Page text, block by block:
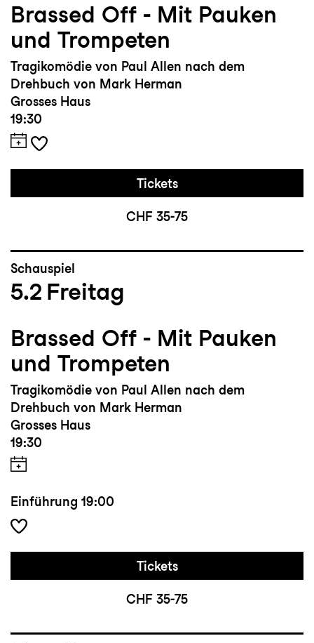
Brassed Off - Mit Pauken
und Trompeten
Tragikomödie von Paul Allen nach dem
Drehbuch von Mark Herman
Grosses Haus
19:30
Tickets
CHF 35-75
Schauspiel
5.2 Freitag
Brassed Off - Mit Pauken
und Trompeten
Tragikomödie von Paul Allen nach dem
Drehbuch von Mark Herman
Grosses Haus
19:30
Einführung 19:00
Tickets
CHF 35-75